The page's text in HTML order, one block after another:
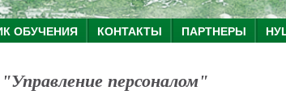
ОБУЧЕНИЯ КОНТАКТЫ ПАРТНЕРЫ
персоналом"